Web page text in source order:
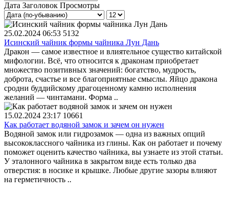
Дата Заголовок Просмотры
25.02.2024 06:53 5132
Исинский чайник формы чайника Лун Дань
Дракон — самое известное и влиятельное существо китайской
мифологии. Всё, что относится к драконам приобретает
множество позитивных значений: богатство, мудрость,
доброта, счастье и все благоприятные смыслы. Яйцо дракона
сродни буддийскому драгоценному камню исполнения
желаний — чинтамани. Форма ..
15.02.2024 23:17 10661
Как работает водяной замок и зачем он нужен
Водяной замок или гидрозамок — одна из важных опций
высококлассного чайника из глины. Как он работает и почему
поможет оценить качество чайника, вы узнаете из этой статьи.
У эталонного чайника в закрытом виде есть только два
отверстия: в носике и крышке. Любые другие зазоры влияют
на герметичность ..